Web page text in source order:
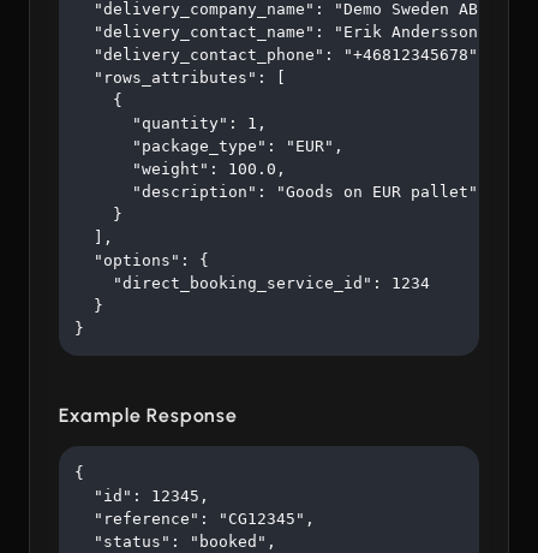
  "delivery_company_name": "Demo Sweden AB",
  "delivery_contact_name": "Erik Andersson",
  "delivery_contact_phone": "+46812345678",
  "rows_attributes": [
    {
      "quantity": 1,
      "package_type": "EUR",
      "weight": 100.0,
      "description": "Goods on EUR pallet"
    }
  ],
  "options": {
    "direct_booking_service_id": 1234
  }
}
Example Response
{
  "id": 12345,
  "reference": "CG12345",
  "status": "booked",